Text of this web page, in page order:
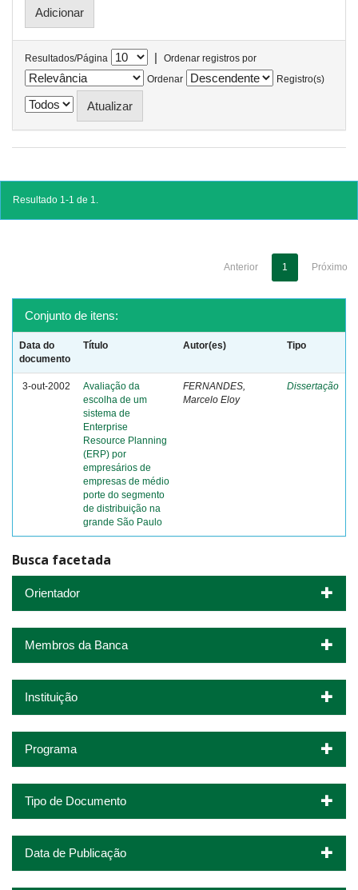
Resultados/Página |
Ordenar registros por
Ordenar
Registro(s)
Resultado 1-1 de 1.
Anterior 1 Próximo
Conjunto de itens:
Data do
documento
Título Autor(es) Tipo
3-out-2002
Avaliação da
escolha de um
sistema de
Enterprise
Resource Planning
(ERP) por
empresários de
empresas de médio
porte do segmento
de distribuição na
grande São Paulo
FERNANDES,
Marcelo Eloy
Dissertação
Busca facetada
Orientador
Membros da Banca
Instituição
Programa
Tipo de Documento
Data de Publicação